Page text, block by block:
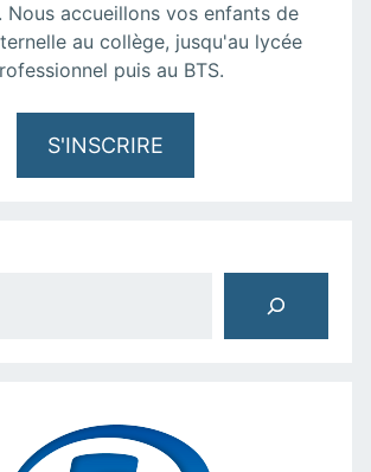
accueillons vos enfants de
au collège, jusqu'au lycée
puis au BTS.
S'INSCRIRE